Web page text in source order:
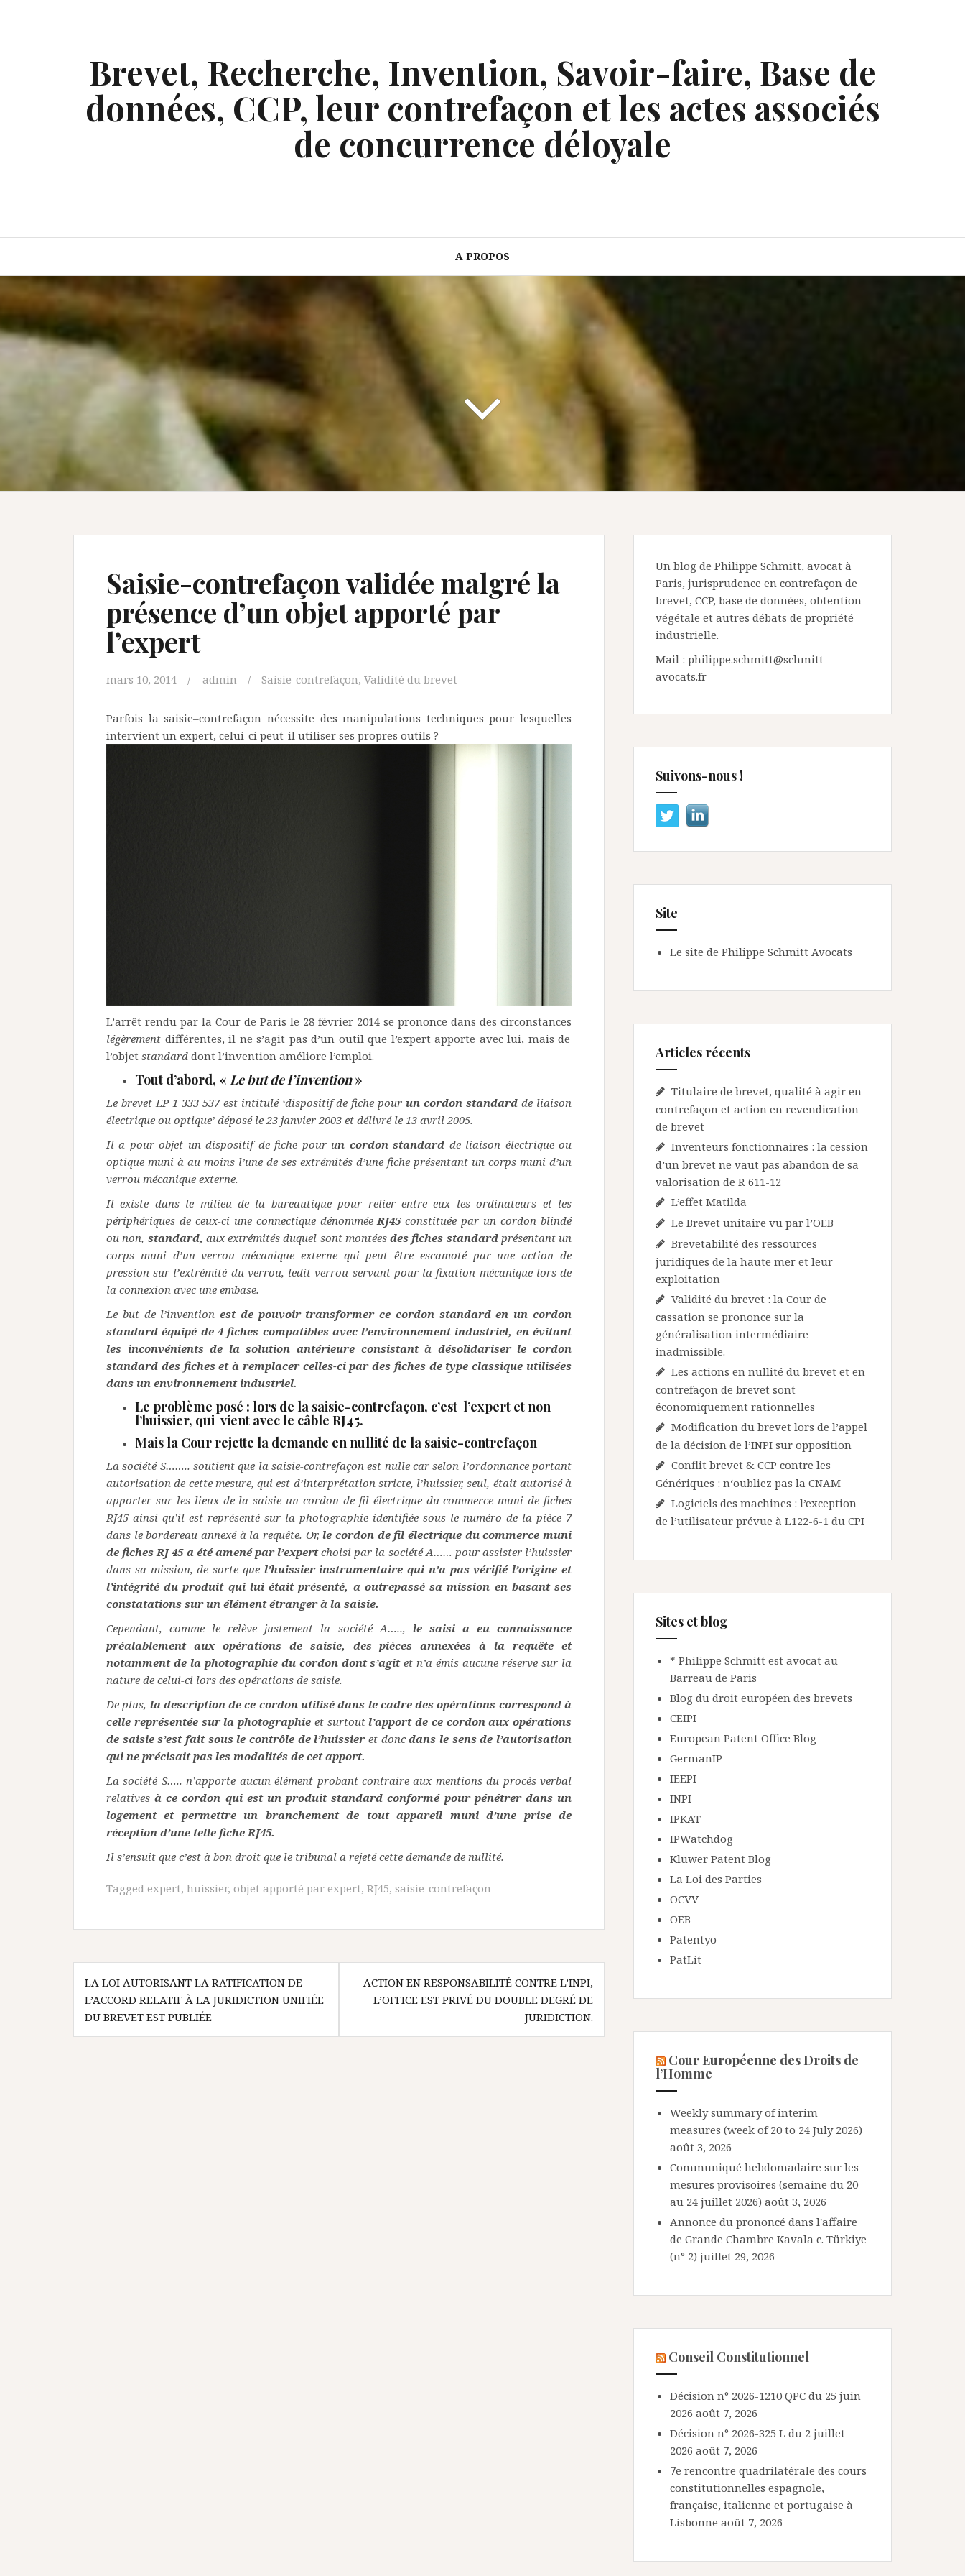
Brevet, Recherche, Invention, Savoir-faire, Base de
données, CCP, leur contrefaçon et les actes associés
de concurrence déloyale
A PROPOS
Saisie-contrefaçon validée malgré la
présence d’un objet apporté par
l’expert
mars 10, 2014 admin Saisie-contrefaçon, Validité du brevet
Parfois la saisie–contrefaçon nécessite des manipulations techniques pour lesquelles
intervient un expert, celui-ci peut-il utiliser ses propres outils ?
L’arrêt rendu par la Cour de Paris le 28 février 2014 se prononce dans des circonstances
légèrement différentes, il ne s’agit pas d’un outil que l’expert apporte avec lui, mais de
l’objet standard dont l’invention améliore l’emploi.
Tout d’abord, « Le but de l’invention»
Le brevet EP 1 333 537 est intitulé ‘dispositif de fiche pour un cordon standard de liaison
électrique ou optique’ déposé le 23 janvier 2003 et délivré le 13 avril 2005.
Il a pour objet un dispositif de fiche pour un cordon standard de liaison électrique ou
optique muni à au moins l’une de ses extrémités d’une fiche présentant un corps muni d’un
verrou mécanique externe.
Il existe dans le milieu de la bureautique pour relier entre eux les ordinateurs et les
périphériques de ceux-ci une connectique dénomméeRJ45constituée par un cordon blindé
ou non, standard, aux extrémités duquel sont montées des fiches standard présentant un
corps muni d’un verrou mécanique externe qui peut être escamoté par une action de
pression sur l’extrémité du verrou, ledit verrou servant pour la fixation mécanique lors de
la connexion avec une embase.
Le but de l’inventionest de pouvoir transformer ce cordon standard en un cordon
standard équipé de 4 fiches compatibles avec l’environnement industriel, en évitant
les inconvénients de la solution antérieure consistant à désolidariser le cordon
standard des fiches et à remplacer celles-ci par des fiches de type classique utilisées
dans un environnement industriel.
Le problème posé : lors de la saisie-contrefaçon, c’est l’expert et non
l’huissier, qui vient avec le câble RJ45.
Mais la Cour rejette la demande en nullité de la saisie-contrefaçon
La société S…….. soutient que la saisie-contrefaçon est nulle car selon l’ordonnance portant
autorisation de cette mesure, qui est d’interprétation stricte, l’huissier, seul, était autorisé à
apporter sur les lieux de la saisie un cordon de fil électrique du commerce muni de fiches
RJ45 ainsi qu’il est représenté sur la photographie identifiée sous le numéro de la pièce 7
dans le bordereau annexé à la requête. Or,le cordon de fil électrique du commerce muni
de fiches RJ 45 a été amené par l’expertchoisi par la société A…… pour assister l’huissier
dans sa mission, de sorte que l’huissier instrumentaire qui n’a pas vérifié l’origine et
l’intégrité du produit qui lui était présenté, a outrepassé sa mission en basant ses
constatations sur un élément étranger à la saisie.
Cependant, comme le relève justement la société A….., le saisi a eu connaissance
préalablement aux opérations de saisie, des pièces annexées à la requête et
notamment de la photographie du cordon dont s’agitet n’a émis aucune réserve sur la
nature de celui-ci lors des opérations de saisie.
De plus, la description de ce cordon utilisé dans le cadre des opérations correspond à
celle représentée sur la photographie et surtoutl’apport de ce cordon aux opérations
de saisie s’est fait sous le contrôle de l’huissier et doncdans le sens de l’autorisation
qui ne précisait pas les modalités de cet apport.
La société S….. n’apporte aucun élément probant contraire aux mentions du procès verbal
relatives à ce cordon qui est un produit standard conformé pour pénétrer dans un
logement et permettre un branchement de tout appareil muni d’une prise de
réception d’une telle fiche RJ45.
Il s’ensuit que c’est à bon droit que le tribunal a rejeté cette demande de nullité.
Tagged expert, huissier, objet apporté par expert, RJ45, saisie-contrefaçon
Navigation
de
l’article
LA LOI AUTORISANT LA RATIFICATION DE
L’ACCORD RELATIF À LA JURIDICTION UNIFIÉE
DU BREVET EST PUBLIÉE
ACTION EN RESPONSABILITÉ CONTRE L’INPI,
L’OFFICE EST PRIVÉ DU DOUBLE DEGRÉ DE
JURIDICTION.
Un blog de Philippe Schmitt, avocat à
Paris, jurisprudence en contrefaçon de
brevet, CCP, base de données, obtention
végétale et autres débats de propriété
industrielle.
Mail : philippe.schmitt@schmitt-
avocats.fr
Suivons-nous !
Site
Le site de Philippe Schmitt Avocats
Articles récents
Titulaire de brevet, qualité à agir en
contrefaçon et action en revendication
de brevet
Inventeurs fonctionnaires : la cession
d’un brevet ne vaut pas abandon de sa
valorisation de R 611-12
L’effet Matilda
Le Brevet unitaire vu par l’OEB
Brevetabilité des ressources
juridiques de la haute mer et leur
exploitation
Validité du brevet : la Cour de
cassation se prononce sur la
généralisation intermédiaire
inadmissible.
Les actions en nullité du brevet et en
contrefaçon de brevet sont
économiquement rationnelles
Modification du brevet lors de l’appel
de la décision de l’INPI sur opposition
Conflit brevet & CCP contre les
Génériques : n‘oubliez pas la CNAM
Logiciels des machines : l’exception
de l’utilisateur prévue à L122-6-1 du CPI
Sites et blog
* Philippe Schmitt est avocat au
Barreau de Paris
Blog du droit européen des brevets
CEIPI
European Patent Office Blog
GermanIP
IEEPI
INPI
IPKAT
IPWatchdog
Kluwer Patent Blog
La Loi des Parties
OCVV
OEB
Patentyo
PatLit
Cour Européenne des Droits de
l’Homme
Weekly summary of interim
measures (week of 20 to 24 July 2026)
août 3, 2026
Communiqué hebdomadaire sur les
mesures provisoires (semaine du 20
au 24 juillet 2026) août 3, 2026
Annonce du prononcé dans l'affaire
de Grande Chambre Kavala c. Türkiye
(n° 2) juillet 29, 2026
Conseil Constitutionnel
Décision n° 2026-1210 QPC du 25 juin
2026 août 7, 2026
Décision n° 2026-325 L du 2 juillet
2026 août 7, 2026
7e rencontre quadrilatérale des cours
constitutionnelles espagnole,
française, italienne et portugaise à
Lisbonne août 7, 2026